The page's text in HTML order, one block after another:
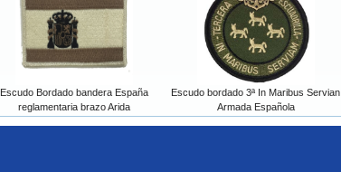
Escudo Bordado bandera España
reglamentaria brazo Arida
Escudo bordado 3ª In Maribus Servian
Armada Española